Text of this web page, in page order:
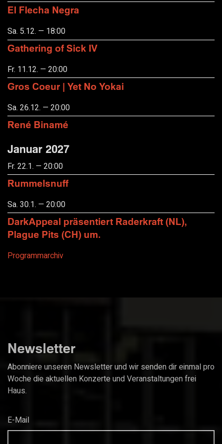
El Flecha Negra
Sa. 5.12. — 18:00
Gathering of Sick IV
Fr. 11.12. — 20:00
Gros Coeur | Yet No Yokai
Sa. 26.12. — 20:00
René Binamé
Januar 2027
Fr. 22.1. — 20:00
Rummelsnuff
Sa. 30.1. — 20:00
DarkAppeal präsentiert Raderkraft (NL),
Plague Pits (CH) um.
Programmarchiv
Newsletter
Abonniere unseren Newsletter und wir senden dir einmal pro
Woche die aktuellen Konzerte und Veranstaltungen frei
Haus.
E-Mail